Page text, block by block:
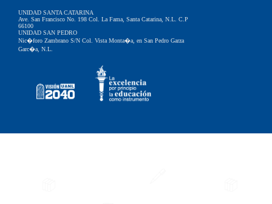
UNIDAD SANTA CATARINA
Ave. San Francisco No. 198 Col. La Fama, Santa Catarina, N.L. C.P
66100
UNIDAD SAN PEDRO
Nic�foro Zambrano S/N Col. Vista Monta�a, en San Pedro Garza
Garc�a, N.L.